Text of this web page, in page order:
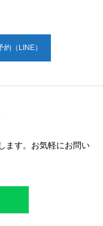
約（LINE）
ます。お気軽にお問い